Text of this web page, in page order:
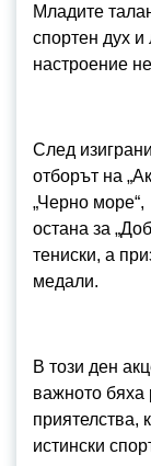
Младите
спортен дух
настроение
След
отборът на
„Черно море“,
остана за
тениски, а
медали.
В този ден
важното бяха
приятелства,
истински